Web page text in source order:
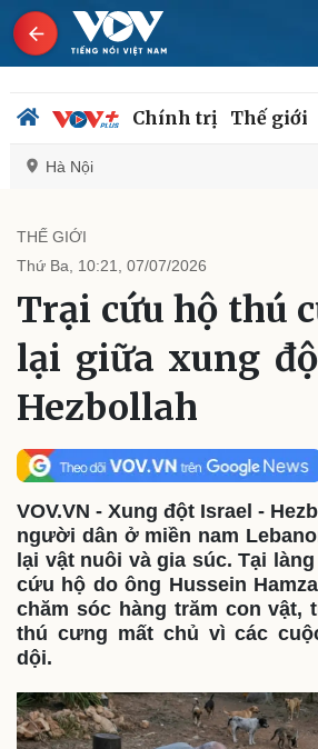
Chính trị Thế giới
Hà Nội
Chính trị
Đảng
Tổ chức nhân sự
Quốc hội
Nhận diện sự thật
Tin
Dự
Giáo
Dấu
THẾ GIỚI
Thứ Ba, 10:21, 07/07/2026
Trại cứu hộ thú
lại giữa xung
Hezbollah
VOV.VN - Xung đột Israel -
người dân ở miền nam
lại vật nuôi và gia súc. Tại
cứu hộ do ông Hussein
chăm sóc hàng trăm con vật,
thú cưng mất chủ vì các
dội.